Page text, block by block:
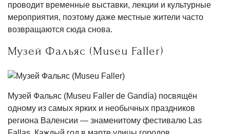
проводит временные выставки, лекции и культурные
мероприятия, поэтому даже местные жители часто
возвращаются сюда снова.
Музей Фальяс (Museu Faller)
Музей Фальяс (Museu Faller de Gandía) посвящён
одному из самых ярких и необычных праздников
региона Валенсии — знаменитому фестивалю Las